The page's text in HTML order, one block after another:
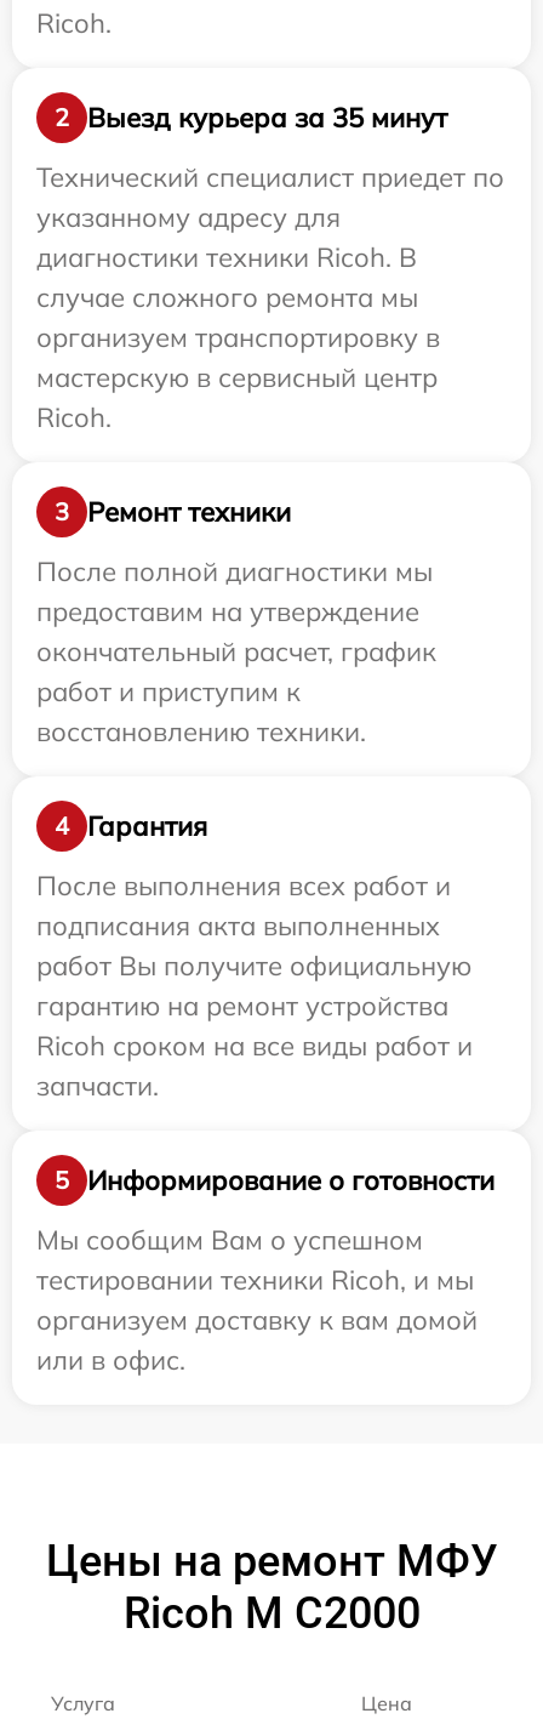
Ricoh.
2
Выезд курьера за 35 минут
Технический специалист приедет по
указанному адресу для
диагностики техники Ricoh. В
случае сложного ремонта мы
организуем транспортировку в
мастерскую в сервисный центр
Ricoh.
3
Ремонт техники
После полной диагностики мы
предоставим на утверждение
окончательный расчет, график
работ и приступим к
восстановлению техники.
4
Гарантия
После выполнения всех работ и
подписания акта выполненных
работ Вы получите официальную
гарантию на ремонт устройства
Ricoh сроком на все виды работ и
запчасти.
5
Информирование о готовности
Мы сообщим Вам о успешном
тестировании техники Ricoh, и мы
организуем доставку к вам домой
или в офис.
Цены на ремонт МФУ
Ricoh M C2000
Услуга Цена